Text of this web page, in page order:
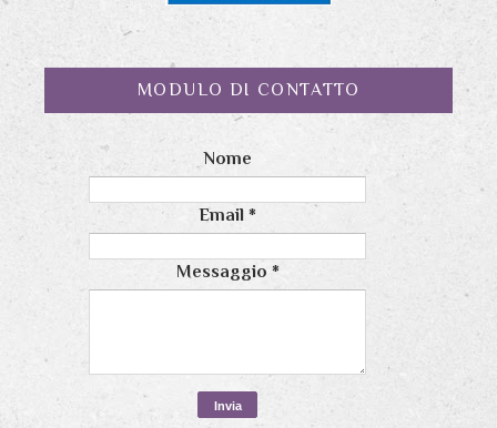
MODULO DI CONTATTO
Nome
Email *
Messaggio *